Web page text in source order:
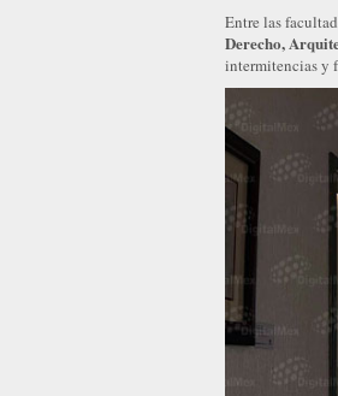
Entre las
Derecho,
intermitencias y